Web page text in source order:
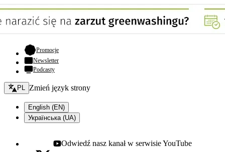
Promocje- otwiera się w nowej karcie
Newsletter
Podcasty
Zmień język - bieżący:
PL Zmień język strony
English (EN)
Українська (UA)
Youtube - otwiera się w nowej karcie
Odwiedź nasz kanał w serwisie YouTube